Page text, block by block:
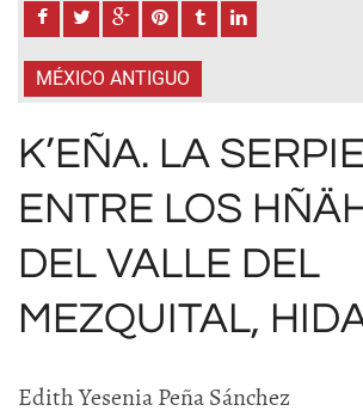
MÉXICO ANTIGUO
K’EÑA. LA
ENTRE LOS
DEL VALLE DEL
MEZQUITAL,
Edith Yesenia Peña Sánchez